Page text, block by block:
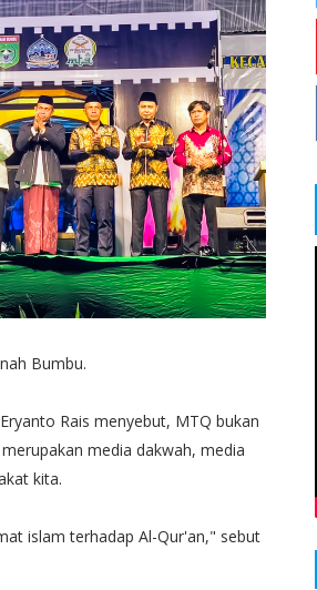
Bumbu.
Rais menyebut, MTQ bukan
media dakwah, media
kita.
islam terhadap Al-Qur'an," sebut